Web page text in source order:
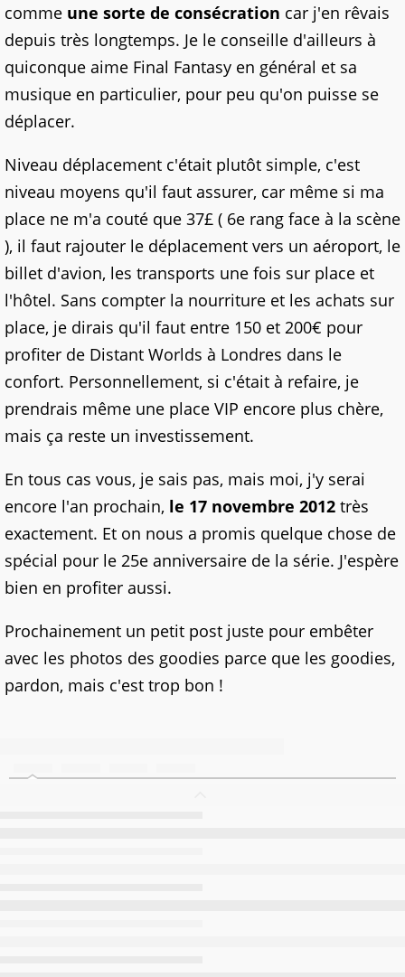
comme une sorte de consécration car j'en rêvais
depuis très longtemps. Je le conseille d'ailleurs à
quiconque aime Final Fantasy en général et sa
musique en particulier, pour peu qu'on puisse se
déplacer.
Niveau déplacement c'était plutôt simple, c'est
niveau moyens qu'il faut assurer, car même si ma
place ne m'a couté que 37£ ( 6e rang face à la scène
), il faut rajouter le déplacement vers un aéroport, le
billet d'avion, les transports une fois sur place et
l'hôtel. Sans compter la nourriture et les achats sur
place, je dirais qu'il faut entre 150 et 200€ pour
profiter de Distant Worlds à Londres dans le
confort. Personnellement, si c'était à refaire, je
prendrais même une place VIP encore plus chère,
mais ça reste un investissement.
En tous cas vous, je sais pas, mais moi, j'y serai
encore l'an prochain, le 17 novembre 2012 très
exactement. Et on nous a promis quelque chose de
spécial pour le 25e anniversaire de la série. J'espère
bien en profiter aussi.
Prochainement un petit post juste pour embêter
avec les photos des goodies parce que les goodies,
pardon, mais c'est trop bon !